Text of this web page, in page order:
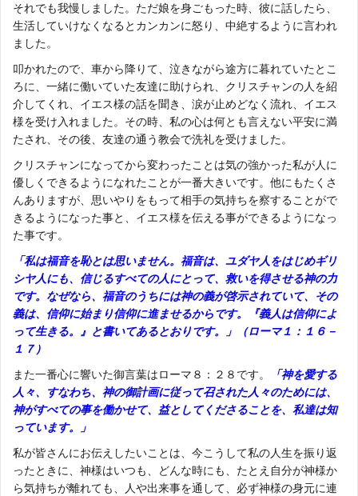
それでも我慢しました。ただ娘を身ごもった時、彼に話したら、
生活していけなくなるとカンカンに怒り、中絶するように言われ
ました。
叩かれたので、車から降りて、泣きながら途方に暮れていたとこ
ろに、一緒に働いていた友達に助けられ、クリスチャンの人を紹
介してくれ、イエス様の話を聞き、涙が止めどなく流れ、イエス
様を受け入れました。その時、私の心は何とも言えない平安に満
たされ、その後、友達の通う教会で洗礼を受けました。
クリスチャンになってから変わったことは気の強かった私が人に
優しくできるようになれたことが一番大きいです。他にもたくさ
んありますが、思いやりをもって相手の気持ちを察することがで
きるようになった事と、イエス様を伝える事ができるようになっ
た事です。
「私は福音を恥とは思いません。福音は、ユダヤ人をはじめギリ
シヤ人にも、信じるすべての人にとって、救いを得させる神の力
です。なぜなら、福音のうちには神の義が啓示されていて、その
義は、信仰に始まり信仰に進ませるからです。『義人は信仰によ
って生きる。』と書いてあるとおりです。」（ローマ１：１６－
１７）
また一番心に響いた御言葉はローマ８：２８です。
「神を愛する
人々、すなわち、神の御計画に従って召された人々のためには、
神がすべての事を働かせて、益としてくださることを、私達は知
っています。」
私が皆さんにお伝えしたいことは、今こうして私の人生を振り返
ったときに、神様はいつも、どんな時にも、たとえ自分が神様か
ら気持ちが離れても、人や出来事を通して、必ず神様の身元に連